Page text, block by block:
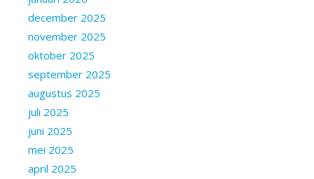
december 2025
november 2025
oktober 2025
september 2025
augustus 2025
juli 2025
juni 2025
mei 2025
april 2025